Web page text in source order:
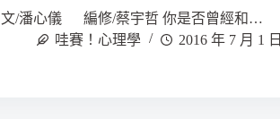
文/潘心儀 編修/蔡宇哲 你是否曾經和…
哇賽！心理學
2016 年 7 月 1 日